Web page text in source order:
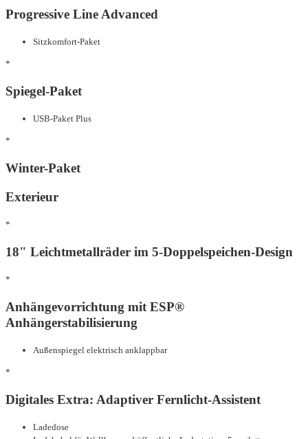
Progressive Line Advanced
Sitzkomfort-Paket
*
Spiegel-Paket
USB-Paket Plus
*
Winter-Paket
Exterieur
*
18" Leichtmetallräder im 5-Doppelspeichen-Design
*
Anhängevorrichtung mit ESP®
Anhängerstabilisierung
Außenspiegel elektrisch anklappbar
*
Digitales Extra: Adaptiver Fernlicht-Assistent
Ladedose